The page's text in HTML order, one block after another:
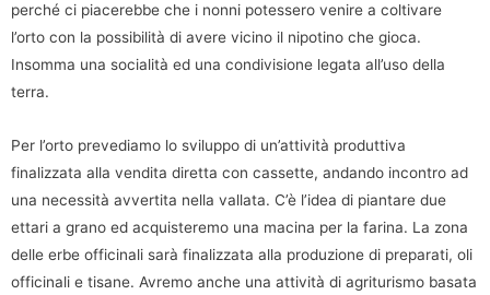
perché ci piacerebbe che i nonni potessero venire a coltivare
l’orto con la possibilità di avere vicino il nipotino che gioca.
Insomma una socialità ed una condivisione legata all’uso della
terra.
Per l’orto prevediamo lo sviluppo di un’attività produttiva
finalizzata alla vendita diretta con cassette, andando incontro ad
una necessità avvertita nella vallata. C’è l’idea di piantare due
ettari a grano ed acquisteremo una macina per la farina. La zona
delle erbe officinali sarà finalizzata alla produzione di preparati, oli
officinali e tisane. Avremo anche una attività di agriturismo basata